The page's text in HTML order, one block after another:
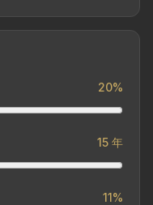
20%
15 年
11%